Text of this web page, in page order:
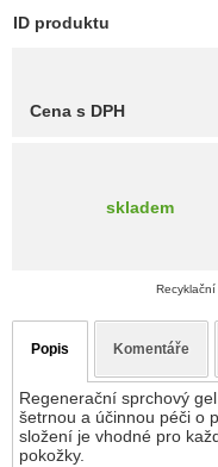
ID produktu
Cena s DPH
skladem
Popis Komentáře
Regenerační sprchový
šetrnou a účinnou péči o
složení je vhodné pro
pokožky.